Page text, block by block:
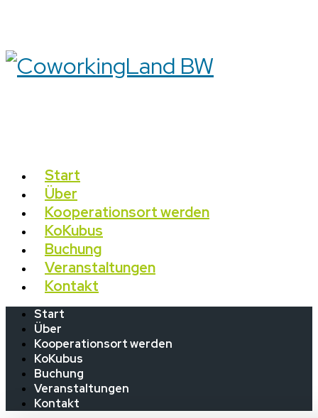
Start
Über
Kooperationsort werden
KoKubus
Buchung
Veranstaltungen
Kontakt
Start
Über
Kooperationsort werden
KoKubus
Buchung
Veranstaltungen
Kontakt